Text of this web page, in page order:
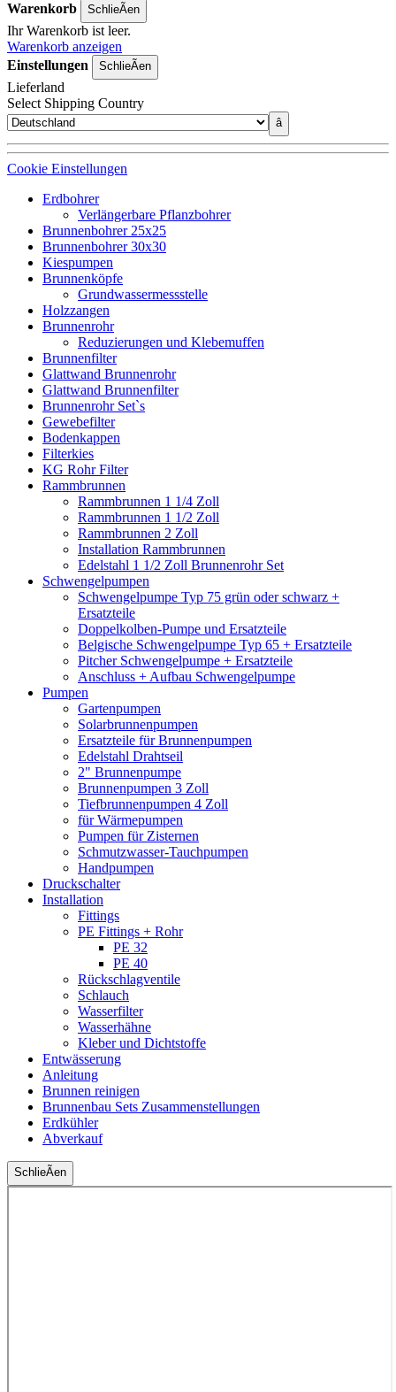
Warenkorb
SchlieÃen
Ihr Warenkorb ist leer.
Warenkorb anzeigen
Einstellungen
SchlieÃen
Lieferland
Select Shipping Country
â
Cookie Einstellungen
Erdbohrer
Verlängerbare Pflanzbohrer
Brunnenbohrer 25x25
Brunnenbohrer 30x30
Kiespumpen
Brunnenköpfe
Grundwassermessstelle
Holzzangen
Brunnenrohr
Reduzierungen und Klebemuffen
Brunnenfilter
Glattwand Brunnenrohr
Glattwand Brunnenfilter
Brunnenrohr Set`s
Gewebefilter
Bodenkappen
Filterkies
KG Rohr Filter
Rammbrunnen
Rammbrunnen 1 1/4 Zoll
Rammbrunnen 1 1/2 Zoll
Rammbrunnen 2 Zoll
Installation Rammbrunnen
Edelstahl 1 1/2 Zoll Brunnenrohr Set
Schwengelpumpen
Schwengelpumpe Typ 75 grün oder schwarz +
Ersatzteile
Doppelkolben-Pumpe und Ersatzteile
Belgische Schwengelpumpe Typ 65 + Ersatzteile
Pitcher Schwengelpumpe + Ersatzteile
Anschluss + Aufbau Schwengelpumpe
Pumpen
Gartenpumpen
Solarbrunnenpumpen
Ersatzteile für Brunnenpumpen
Edelstahl Drahtseil
2" Brunnenpumpe
Brunnenpumpen 3 Zoll
Tiefbrunnenpumpen 4 Zoll
für Wärmepumpen
Pumpen für Zisternen
Schmutzwasser-Tauchpumpen
Handpumpen
Druckschalter
Installation
Fittings
PE Fittings + Rohr
PE 32
PE 40
Rückschlagventile
Schlauch
Wasserfilter
Wasserhähne
Kleber und Dichtstoffe
Entwässerung
Anleitung
Brunnen reinigen
Brunnenbau Sets Zusammenstellungen
Erdkühler
Abverkauf
SchlieÃen